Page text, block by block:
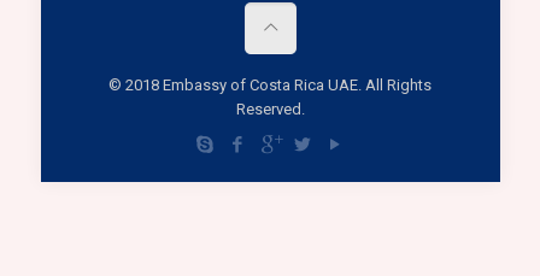
© 2018 Embassy of Costa Rica UAE. All Rights
Reserved.